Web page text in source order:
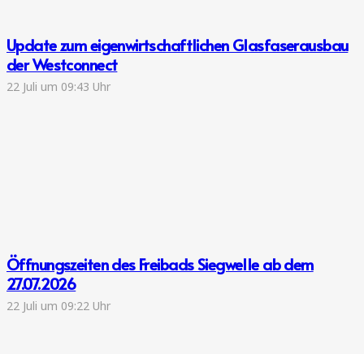
Update zum eigenwirtschaftlichen Glasfaserausbau
der Westconnect
22 Juli um 09:43 Uhr
Öffnungszeiten des Freibads Siegwelle ab dem
27.07.2026
22 Juli um 09:22 Uhr